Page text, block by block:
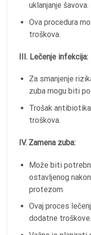
uklanjanje šavova.
Ova procedura
troškova.
III. Lečenje infekcija:
Za smanjenje
zuba mogu biti
Trošak
troškova.
IV. Zamena zuba:
Može biti
ostavljenog
protezom.
Ovaj proces
dodatne troškove.